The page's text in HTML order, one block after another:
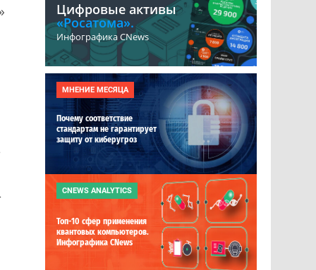
Цифровые активы
«Росатома».
Инфографика CNews
МНЕНИЕ МЕСЯЦА
Почему соответствие
стандартам не гарантирует
защиту от киберугроз
CNEWS ANALYTICS
Топ-10 сфер применения
квантовых компьютеров.
Инфографика CNews